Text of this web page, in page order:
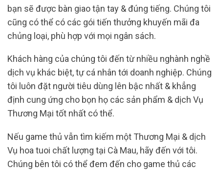
bạn sẽ được bàn giao tận tay & đúng tiếng. Chúng tôi
cũng có thể có các gói tiến thưởng khuyến mãi đa
chủng loại, phù hợp với mọi ngân sách.
Khách hàng của chúng tôi đến từ nhiều nghành nghề
dịch vụ khác biệt, tự cá nhân tới doanh nghiệp. Chúng
tôi luôn đặt người tiêu dùng lên bậc nhất & khẳng
định cung ứng cho bọn họ các sản phẩm & dịch Vụ
Thương Mại tốt nhất có thể.
Nếu game thủ vẫn tìm kiếm một Thương Mại & dịch
Vụ hoa tuoi chất lượng tại Cà Mau, hãy đến với tôi.
Chúng bên tôi có thể đem đến cho game thủ các